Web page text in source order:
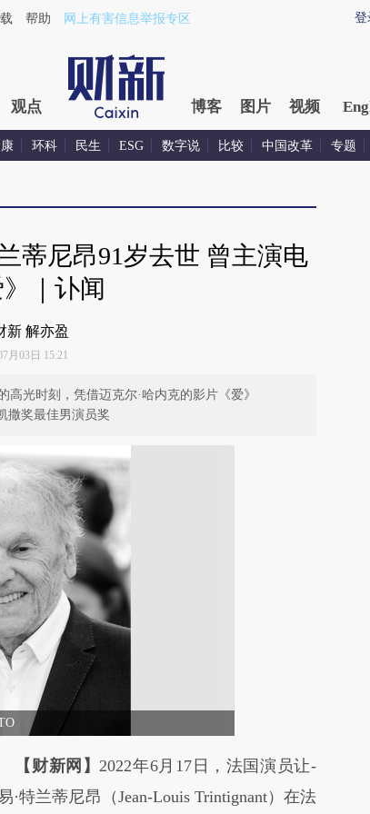
登
帮助 网上有害信息举报专区
观点 博客 图片 视频
环科 民生 ESG 数字说 比较 中国改革 专题
蒂尼昂91岁去世 曾主演电
｜讣闻
新 解亦盈
月03日 15:21
光时刻，凭借迈克尔·哈内克的影片《爱》
撒奖最佳男演员奖
【财新网】2022年6月17日，法国演员让-
·特兰蒂尼昂（Jean-Louis Trintignant）在法